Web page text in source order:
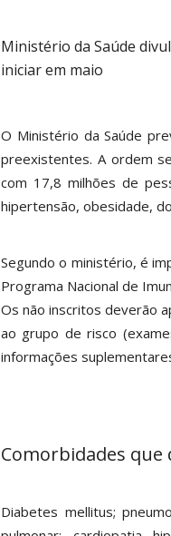
Ministério da Saúde
iniciar em maio
O Ministério da Saúde
preexistentes. A ordem
com 17,8 milhões de
hipertensão, obesidade,
Segundo o ministério, é
Programa Nacional de
Os não inscritos deverão
ao grupo de risco
informações
Comorbidades que
Diabetes mellitus;